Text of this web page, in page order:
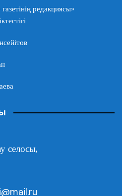
редакциясы»
селосы,